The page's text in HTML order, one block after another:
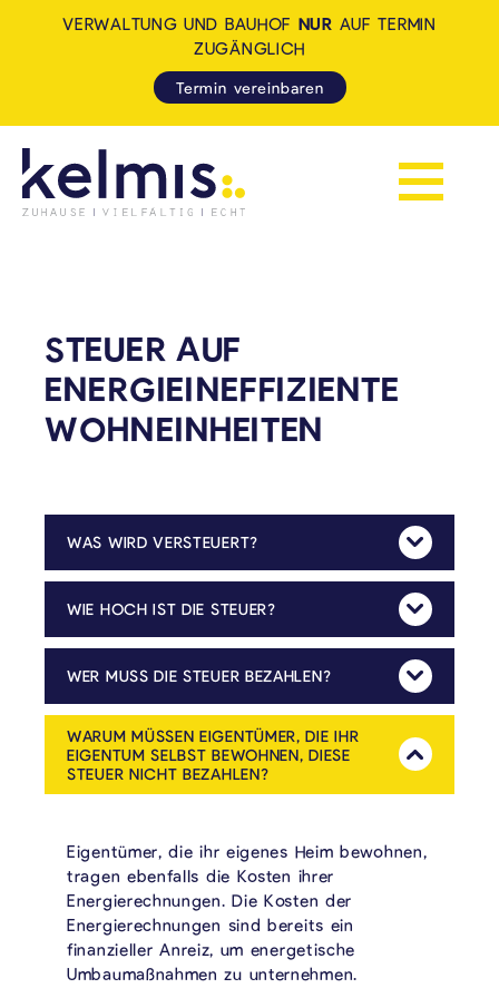
Navigation
VERWALTUNG UND BAUHOF NUR AUF TERMIN
ZUGÄNGLICH
Termin vereinbaren
STEUER AUF
ENERGIEINEFFIZIENTE
WOHNEINHEITEN
WAS WIRD VERSTEUERT? Mehr
WIE HOCH IST DIE STEUER? Mehr
WER MUSS DIE STEUER BEZAHLEN? Mehr
WARUM MÜSSEN EIGENTÜMER, DIE IHR
EIGENTUM SELBST BEWOHNEN, DIESE
STEUER NICHT BEZAHLEN?
Mehr
Eigentümer, die ihr eigenes Heim bewohnen,
tragen ebenfalls die Kosten ihrer
Energierechnungen. Die Kosten der
Energierechnungen sind bereits ein
finanzieller Anreiz, um energetische
Umbaumaßnahmen zu unternehmen.